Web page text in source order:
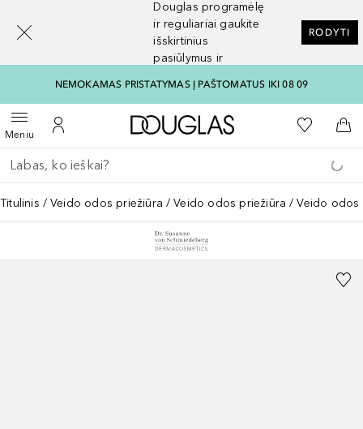
Douglas programėlę
ir reguliariai gaukite
išskirtinius
pasiūlymus ir
RODYTI
NEMOKAMAS PRISTATYMAS Į PAŠTOMATUS IKI 08 09
MeniuAtidaryti meniuĮ mano paskyrą
Į Douglas pagrindinį
Į mano
Į
Grįžk atgal
Vykdykite paiešką
Titulinis Veido odos priežiūra Veido odos priežiūra Veido odos
[navigation.slideout.screenreader]